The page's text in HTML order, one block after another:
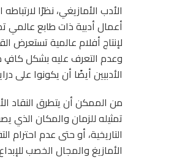
الأدب الأمازيغي، نظرًا
أعمال أدبية ذات طابع عالمي
لإنتاج أفلام عالمية تستعرض
وعدم التعرف عليه بشكل كافٍ من
الأدبيين أيضًا أن يكونوا على
من الممكن أن يتطرق النقاد
تمثيله للزمان والمكان
التاريخية، أو حتى عدم احترام
الأمازيغ والمجال الخصب